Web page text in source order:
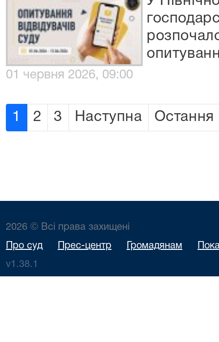
01 червня 2026, 09:00
1 2 3 Наступна Остання
2026 © Всі права захищені
Про суд Прес-центр Громадянам
v1.38.1